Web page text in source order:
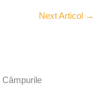
Next Articol →
Câmpurile